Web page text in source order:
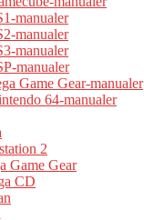
manualer
manualer
manualer
manualer
Game Gear-manualer
64-manualer
2
Game Gear
CD